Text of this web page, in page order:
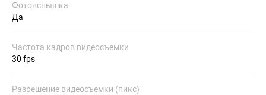
Фотовспышка
Да
Частота кадров видеосъемки
30 fps
Разрешение видеосъемки (пикс)